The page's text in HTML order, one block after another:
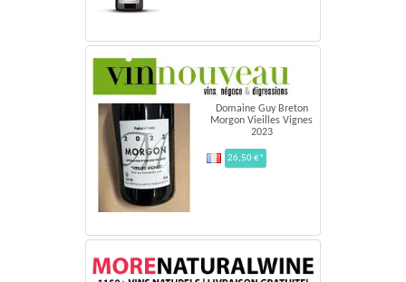
Domaine Guy Breton
Morgon Vieilles Vignes
2023
26,50 €*